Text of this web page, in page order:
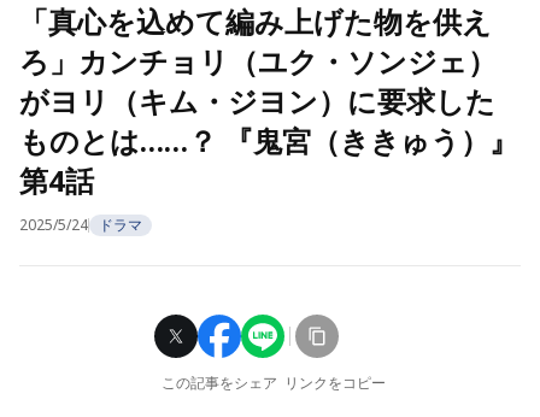
「真心を込めて編み上げた物を供え
ろ」カンチョリ（ユク・ソンジェ）
がヨリ（キム・ジヨン）に要求した
ものとは……？ 『鬼宮（ききゅう）』
第4話
2025/5/24 ドラマ
この記事をシェア リンクをコピー